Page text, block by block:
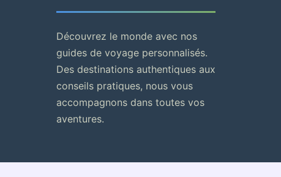
Découvrez le monde avec nos
guides de voyage personnalisés.
Des destinations authentiques aux
conseils pratiques, nous vous
accompagnons dans toutes vos
aventures.